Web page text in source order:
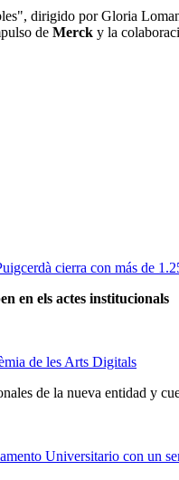
dirigido por Gloria
de Merck y la
cierra con más de
en els actes institucionals
de les Arts Digitals
de la nueva entidad y
Universitario con un